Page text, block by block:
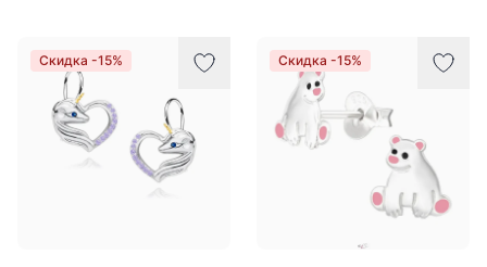
Скидка -15% Скидка -15%